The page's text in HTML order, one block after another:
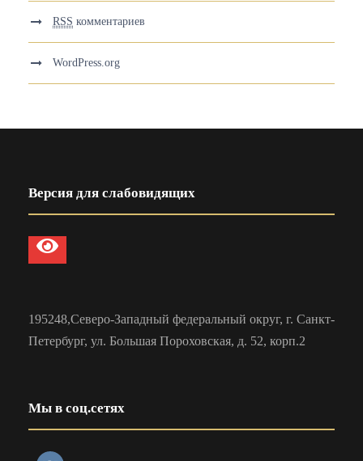
RSS комментариев
WordPress.org
Версия для слабовидящих
195248,Северо-Западный федеральный округ, г. Санкт-
Петербург, ул. Большая Пороховская, д. 52, корп.2
Мы в соц.сетях